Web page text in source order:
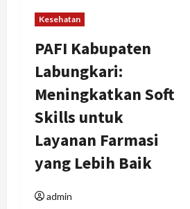
Kesehatan
PAFI Kabupaten
Labungkari:
Meningkatkan Soft
Skills untuk
Layanan Farmasi
yang Lebih Baik
admin